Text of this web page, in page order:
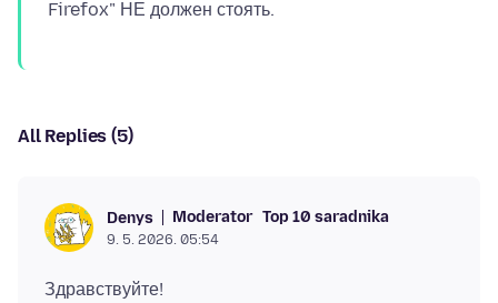
All Replies (5)
Denys Moderator Top 10 saradnika
9. 5. 2026. 05:54